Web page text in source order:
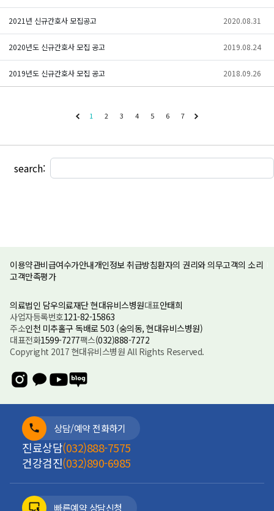
search:
2021년 신규간호사 모집공고 2020.08.31
2020년도 신규간호사 모집 공고 2019.08.24
2019년도 신규간호사 모집 공고 2018.09.26
1 2 3 4 5 6 7
이용약관비급여수가안내개인정보 취급방침환자의 권리와 의무고객의 소리
고객만족평가
의료법인 담우의료재단 현대유비스병원대표안태희
사업자등록번호121-82-15863
주소인천 미추홀구 독배로 503 (숭의동, 현대유비스병원)
대표전화1599-7277팩스(032)888-7272
Copyright 2017 현대유비스병원 All Rights Reserved.
상담/예약 전화하기
진료상담(032)888-7575
건강검진(032)890-6985
빠른예약 상담신청